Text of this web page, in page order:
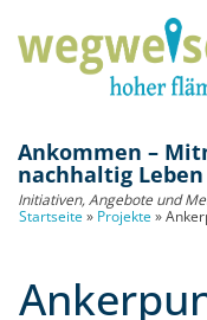
Ankommen –
nachhaltig Leben
Initiativen, Angebote und
Startseite » Projekte »